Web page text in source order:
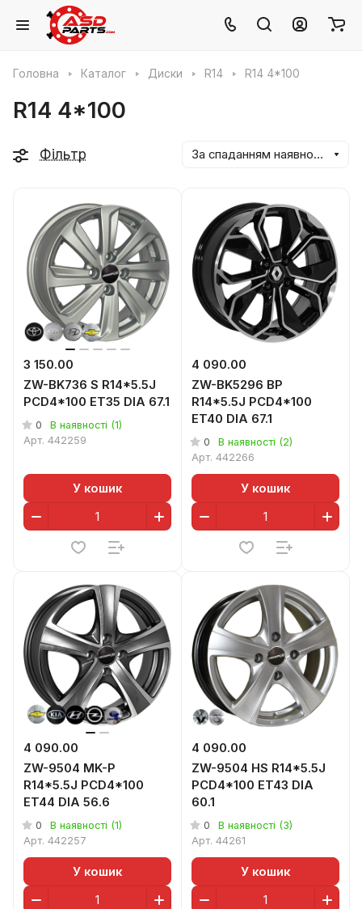
Головна Каталог Диски R14 R14 4*100
R14 4*100
Фільтр За спаданням наявності
3 150.00
ZW-BK736 S R14*5.5J
PCD4*100 ET35 DIA 67.1
0
В наявності (1)
Арт. 442259
У кошик
4 090.00
ZW-BK5296 BP
R14*5.5J PCD4*100
ET40 DIA 67.1
0
В наявності (2)
Арт. 442266
У кошик
4 090.00
ZW-9504 MK-P
R14*5.5J PCD4*100
ET44 DIA 56.6
0
В наявності (1)
Арт. 442257
У кошик
4 090.00
ZW-9504 HS R14*5.5J
PCD4*100 ET43 DIA
60.1
0
В наявності (3)
Арт. 44261
У кошик